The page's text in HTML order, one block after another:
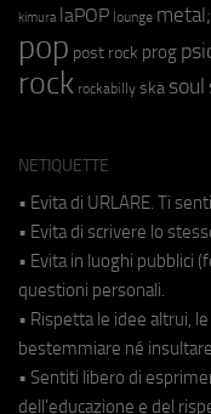
kimura laPOP lounge metal;
pop post rock prog
rock rockabilly ska soul
NETIQUETTE
• Evita di URLARE. Ti
• Evita di scrivere lo
• Evita in luoghi pubblici
questioni personali.
• Rispetta le idee altrui,
bestemmiare né
• Sentiti libero di
dell'educazione e del